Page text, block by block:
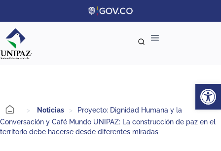
> Noticias >
Proyecto: Dignidad Humana y la
Conversación y Café Mundo UNIPAZ: La construcción de paz en el
territorio debe hacerse desde diferentes miradas